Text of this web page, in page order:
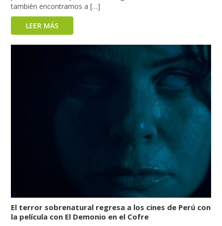
también encontramos a […]
LEER MÁS
El terror sobrenatural regresa a los cines de Perú con
la película con El Demonio en el Cofre